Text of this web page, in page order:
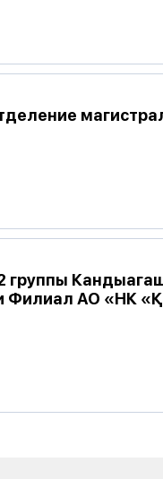
группы
Филиал АО «НК